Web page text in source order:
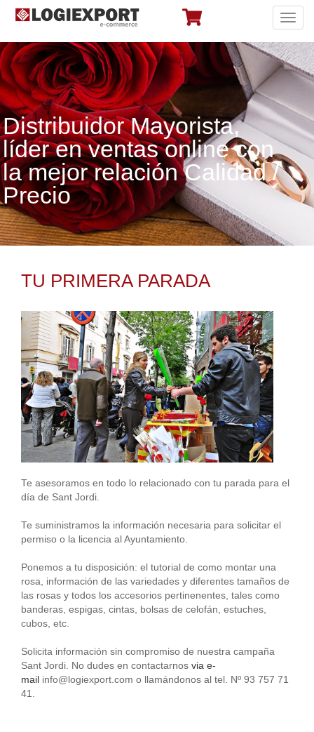
Distribuidor Mayorista,
líder en ventas online con
la mejor relación Calidad /
Precio
TU PRIMERA PARADA
Te asesoramos en todo lo relacionado con tu parada para el
día de Sant Jordi.
Te suministramos la información necesaria para solicitar el
permiso o la licencia al Ayuntamiento.
Ponemos a tu disposición: el tutorial de como montar una
rosa, información de las variedades y diferentes tamaños de
las rosas y todos los accesorios pertinenentes, tales como
banderas, espigas, cintas, bolsas de celofán, estuches,
cubos, etc.
Solicita información sin compromiso de nuestra campaña
Sant Jordi. No dudes en contactarnos via e-
mail info@logiexport.com o llamándonos al tel. Nº 93 757 71
41.